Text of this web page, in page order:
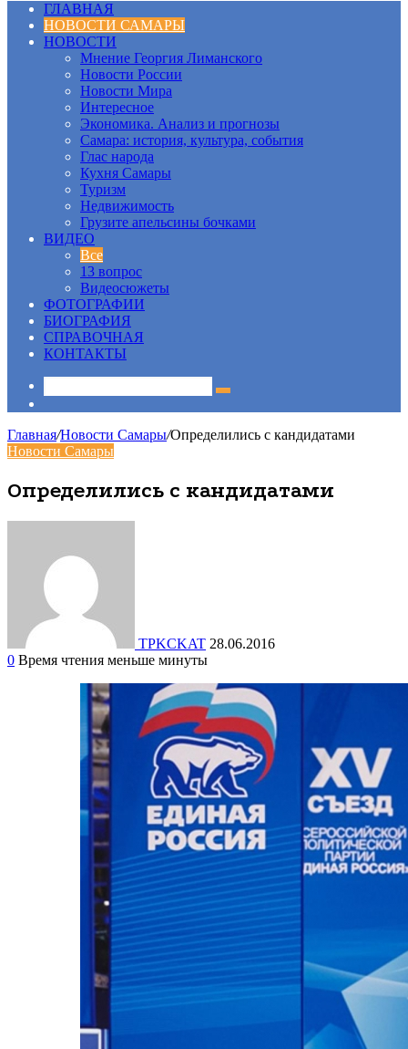
ГЛАВНАЯ
НОВОСТИ САМАРЫ
НОВОСТИ
Мнение Георгия Лиманского
Новости России
Новости Мира
Интересное
Экономика. Анализ и прогнозы
Самара: история, культура, события
Глас народа
Кухня Самары
Туризм
Недвижимость
Грузите апельсины бочками
ВИДЕО
Все
13 вопрос
Видеосюжеты
ФОТОГРАФИИ
БИОГРАФИЯ
СПРАВОЧНАЯ
КОНТАКТЫ
Главная/Новости Самары/Определились с кандидатами
Новости Самары
Определились с кандидатами
TPKCKAT 28.06.2016
0 Время чтения меньше минуты